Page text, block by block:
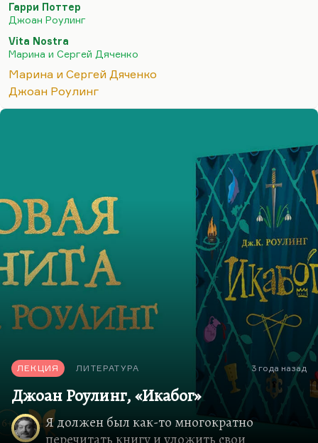
Велтистова «Гум-Гам». Она рассказывает о жизни
волшебного мальчика в таком очень хорошо
придуманном мире.
Гарри Поттер
Джоан Роулинг
Vita Nostra
Марина и Сергей Дяченко
Марина и Сергей Дяченко
Джоан Роулинг
ЛЕКЦИЯ ЛИТЕРАТУРА 3 года назад
Джоан Роулинг, «Икабог»
Я должен был как-то многократно
перечитать книгу и уложить свои